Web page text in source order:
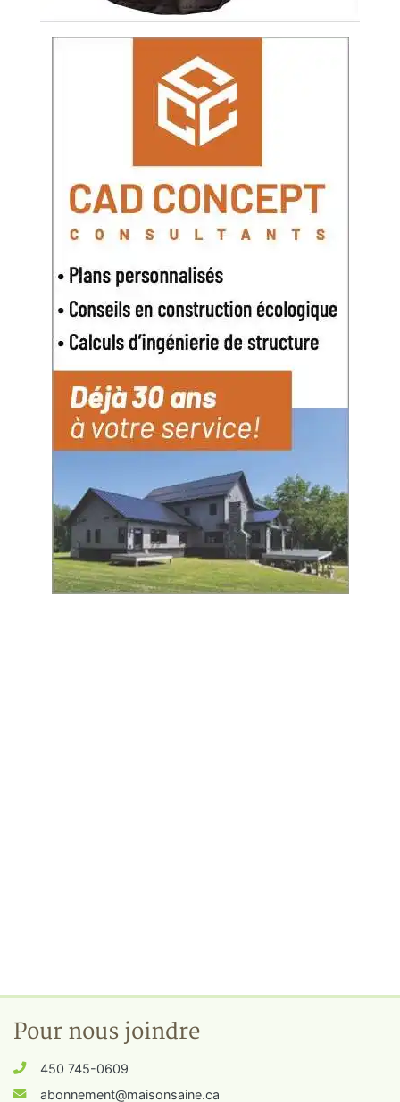
Pour nous joindre
450 745-0609
abonnement@maisonsaine.ca